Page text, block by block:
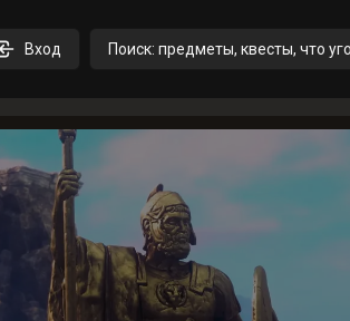
Вход Поиск: предметы, квесты, что